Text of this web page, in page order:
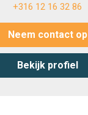
+316 12 16 32 86
Neem contact op
Bekijk profiel